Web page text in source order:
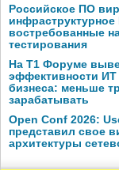
Российское ПО
востребованные
тестирования
На Т1 Форуме
эффективности ИТ
бизнеса: меньше
зарабатывать
Open Conf 2026:
представил свое
архитектуры